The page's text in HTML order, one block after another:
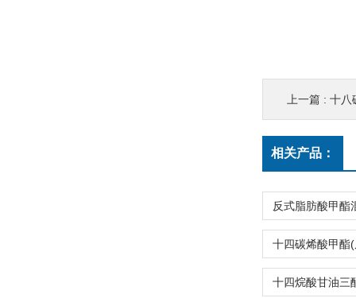
上一篇 : 十八
相关产品：